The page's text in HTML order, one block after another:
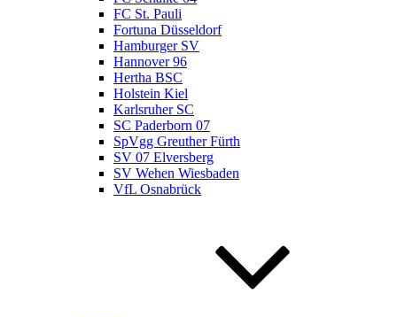
FC St. Pauli
Fortuna Düsseldorf
Hamburger SV
Hannover 96
Hertha BSC
Holstein Kiel
Karlsruher SC
SC Paderborn 07
SpVgg Greuther Fürth
SV 07 Elversberg
SV Wehen Wiesbaden
VfL Osnabrück